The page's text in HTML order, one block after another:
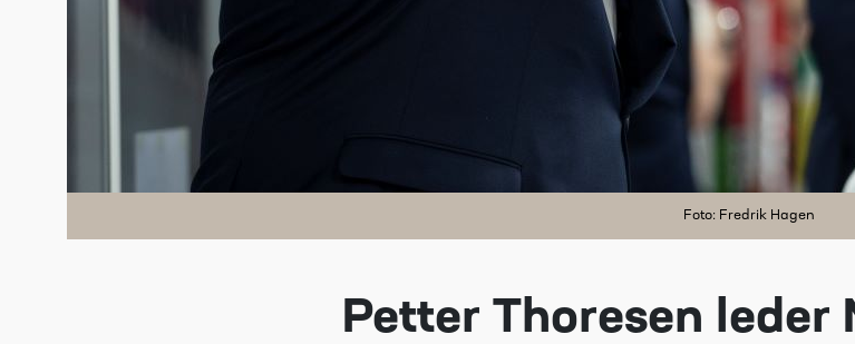
Foto: Fredrik Hagen
Petter Thoresen leder